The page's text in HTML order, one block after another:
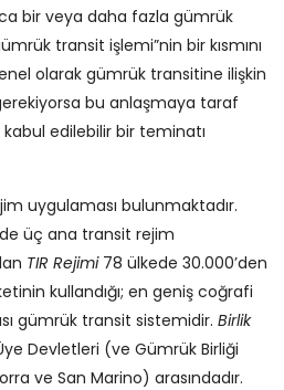
bir veya daha fazla gümrük
transit işlemi”nin bir kısmını
olarak gümrük transitine ilişkin
bu anlaşmaya taraf
edilebilir bir teminatı
uygulaması bulunmaktadır.
üç ana transit rejim
TIR Rejimi78 ülkede 30.000’den
kullandığı; en geniş coğrafi
gümrük transit sistemidir. Birlik
Devletleri (ve Gümrük Birliği
ve San Marino) arasındadır.